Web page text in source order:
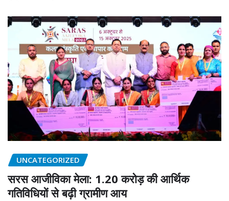
UNCATEGORIZED
सरस आजीविका मेला: 1.20 करोड़ की आर्थिक
गतिविधियों से बढ़ी ग्रामीण आय